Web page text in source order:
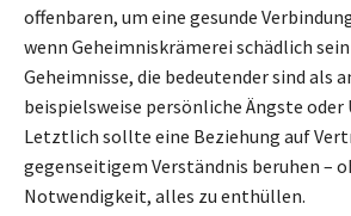
offenbaren, um eine gesunde
wenn Geheimniskrämerei schädlich
Geheimnisse, die bedeutender sind als
beispielsweise persönliche Ängste oder
Letztlich sollte eine Beziehung auf
gegenseitigem Verständnis beruhen –
Notwendigkeit, alles zu enthüllen.